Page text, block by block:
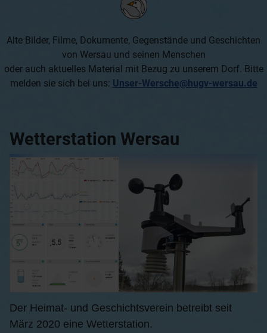
Alte Bilder, Filme, Dokumente, Gegenstände und Geschichten
von Wersau und seinen Menschen
oder auch aktuelles Material mit Bezug zu unserem Dorf. Bitte
melden sie sich bei uns: Unser-Wersche@hugv-wersau.de
Wetterstation Wersau
Der Heimat- und Geschichtsverein betreibt seit
März 2020 eine Wetterstation.